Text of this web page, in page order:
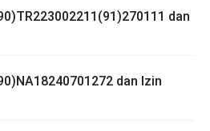
dan
dan Izin